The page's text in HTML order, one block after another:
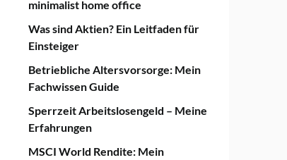
minimalist home office
Was sind Aktien? Ein Leitfaden für
Einsteiger
Betriebliche Altersvorsorge: Mein
Fachwissen Guide
Sperrzeit Arbeitslosengeld – Meine
Erfahrungen
MSCI World Rendite: Mein